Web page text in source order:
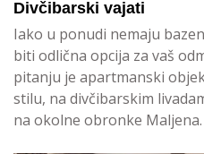
Divčibarski vajati
Iako u ponudi nemaju
biti odlična opcija za vaš
pitanju je apartmanski
stilu, na divčibarskim
na okolne obronke Maljena.